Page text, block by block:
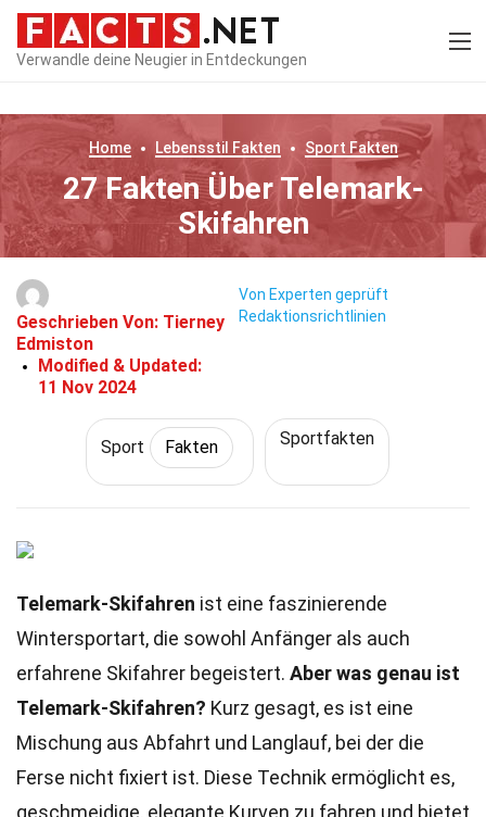
Verwandle deine Neugier in Entdeckungen
Home Lebensstil Fakten Sport Fakten
27 Fakten Über Telemark-
Skifahren
Geschrieben Von: Tierney
Edmiston
Modified & Updated:
11 Nov 2024
Von Experten geprüft
Redaktionsrichtlinien
Sport Fakten Sportfakten
Telemark-Skifahren ist eine faszinierende
Wintersportart, die sowohl Anfänger als auch
erfahrene Skifahrer begeistert. Aber was genau ist
Telemark-Skifahren? Kurz gesagt, es ist eine
Mischung aus Abfahrt und Langlauf, bei der die
Ferse nicht fixiert ist. Diese Technik ermöglicht es,
geschmeidige, elegante Kurven zu fahren und bietet